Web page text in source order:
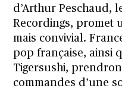
d’Arthur Peschaud,
Recordings, promet
mais convivial.
pop française, ainsi
Tigersushi,
commandes d’une